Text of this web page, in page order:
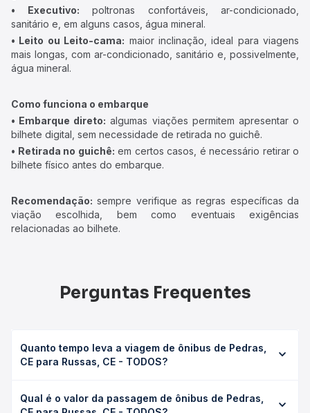
• Executivo: poltronas confortáveis, ar-condicionado,
sanitário e, em alguns casos, água mineral.
• Leito ou Leito-cama: maior inclinação, ideal para viagens
mais longas, com ar-condicionado, sanitário e, possivelmente,
água mineral.
Como funciona o embarque
• Embarque direto: algumas viações permitem apresentar o
bilhete digital, sem necessidade de retirada no guichê.
• Retirada no guichê: em certos casos, é necessário retirar o
bilhete físico antes do embarque.
Recomendação: sempre verifique as regras específicas da
viação escolhida, bem como eventuais exigências
relacionadas ao bilhete.
Perguntas Frequentes
Quanto tempo leva a viagem de ônibus de Pedras,
CE para Russas, CE - TODOS?
TODOS leva em média 0 horas, podendo variar conforme
Qual é o valor da passagem de ônibus de Pedras,